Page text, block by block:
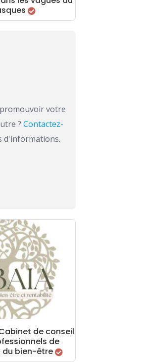
votre
? Contactez-
d'informations.
de conseil
de
du bien-être